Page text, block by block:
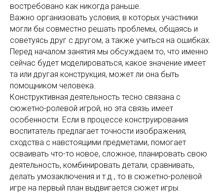
востребовано как никогда раньше.
Важно организовать условия, в которых участники
могли бы совместно решать проблемы, общаясь и
советуясь друг с другом, а также учиться на ошибках.
Перед началом занятия мы обсуждаем то, что именно
сейчас будет моделироваться, какое значение имеет
та или другая конструкция, может ли она быть
помощником человека.
Конструктивная деятельность тесно связана с
сюжетно-ролевой игрой, но эта связь имеет
особенности. Если в процессе конструирования
воспитатель предлагает точности изображения,
сходства с навстоящими предметами, помогает
осваивать что-то новое, сложное, планировать свою
деятельность, комбинировать детали, сравнивать,
делать умозаключения и т.д., то в сюжетно-ролевой
игре на первый план выдвигается сюжет игры.